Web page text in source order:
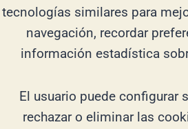
tecnologías similares para
navegación, recordar
información estadística
El usuario puede configurar
rechazar o eliminar las